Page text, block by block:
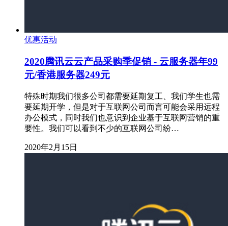
优惠活动
2020腾讯云云产品采购季促销 - 云服务器年99
元/香港服务器249元
特殊时期我们很多公司都需要延期复工、我们学生也需
要延期开学，但是对于互联网公司而言可能会采用远程
办公模式，同时我们也意识到企业基于互联网营销的重
要性。我们可以看到不少的互联网公司纷…
2020年2月15日